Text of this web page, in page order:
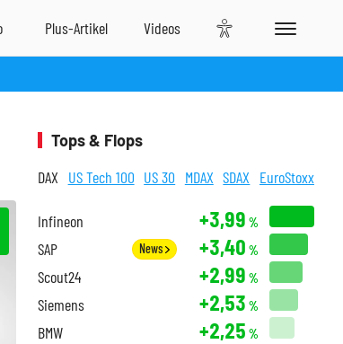
Tops & Flops
DAX US Tech 100 US 30 MDAX SDAX EuroStoxx
Infineon +3,99 %
SAP News +3,40 %
Scout24 +2,99 %
Siemens +2,53 %
BMW +2,25 %